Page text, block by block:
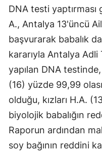
DNA testi
A., Antalya 13'üncü
başvurarak babalık
kararıyla Antalya Adli
yapılan DNA
(16) yüzde 99,99
olduğu, kızları H.A.
biyolojik babalığın
Raporun ardından
soy bağının reddini